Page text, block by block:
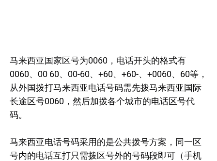
马来西亚国家区号为0060，电话开头的格式有
0060、00 60、00-60、+60、+60-、+0060、60等，
从外国拨打马来西亚电话号码需先拨马来西亚国际
长途区号0060，然后加拨各个城市的电话区号代
码。
马来西亚电话号码采用的是公共拨号方案，同一区
号内的电话互打只需拨区号外的号码段即可（手机